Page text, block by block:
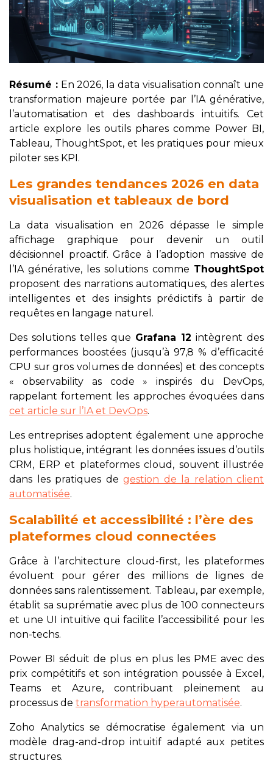
Résumé :En 2026, la data visualisation connaît une
transformation majeure portée par l’IA générative,
l’automatisation et des dashboards intuitifs. Cet
article explore les outils phares comme Power BI,
Tableau, ThoughtSpot, et les pratiques pour mieux
piloter ses KPI.
Les grandes tendances 2026 en data
visualisation et tableaux de bord
La data visualisation en 2026 dépasse le simple
affichage graphique pour devenir un outil
décisionnel proactif. Grâce à l’adoption massive de
l’IA générative, les solutions comme ThoughtSpot
proposent des narrations automatiques, des alertes
intelligentes et des insights prédictifs à partir de
requêtes en langage naturel.
Des solutions telles que Grafana 12 intègrent des
performances boostées (jusqu’à 97,8 % d’efficacité
CPU sur gros volumes de données) et des concepts
« observability as code » inspirés du DevOps,
rappelant fortement les approches évoquées dans
cet article sur l’IA et DevOps.
Les entreprises adoptent également une approche
plus holistique, intégrant les données issues d’outils
CRM, ERP et plateformes cloud, souvent illustrée
dans les pratiques de gestion de la relation client
automatisée.
Scalabilité et accessibilité : l’ère des
plateformes cloud connectées
Grâce à l’architecture cloud-first, les plateformes
évoluent pour gérer des millions de lignes de
données sans ralentissement. Tableau, par exemple,
établit sa suprématie avec plus de 100 connecteurs
et une UI intuitive qui facilite l’accessibilité pour les
non-techs.
Power BI séduit de plus en plus les PME avec des
prix compétitifs et son intégration poussée à Excel,
Teams et Azure, contribuant pleinement au
processus de transformation hyperautomatisée.
Zoho Analytics se démocratise également via un
modèle drag-and-drop intuitif adapté aux petites
structures.